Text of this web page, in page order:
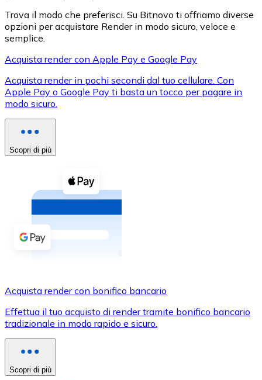
XRP
XRP
Vedi tutto
Buoni cripto
Acquista criptovalute in contanti e altri mezzi di
Acquista con contanti
Bonifico SEPA
Usa le carte Visa e Mastercard per acquistare
Acquista con carta
Trova il modo che preferisci. Su Bitnovo ti offriamo diverse
opzioni per acquistare Render in modo sicuro, veloce e
semplice.
Acquista render con Apple Pay e Google Pay
Acquista render in pochi secondi dal tuo cellulare. Con
Apple Pay o Google Pay ti basta un tocco per pagare in
modo sicuro.
Scopri di più
Acquista render con bonifico bancario
Effettua il tuo acquisto di render tramite bonifico bancario
tradizionale in modo rapido e sicuro.
Scopri di più